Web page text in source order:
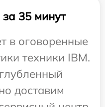
35 минут
в оговоренные
техники IBM.
доставим